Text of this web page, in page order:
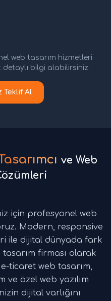
web tasarım hizmetleri
detaylı bilgi alabilirsiniz.
Teklif Al
ve Web
için profesyonel web
Modern, responsive
ile dijital dünyada fark
firması olarak
ticaret web tasarım,
ve özel web yazılım
dijital varlığını